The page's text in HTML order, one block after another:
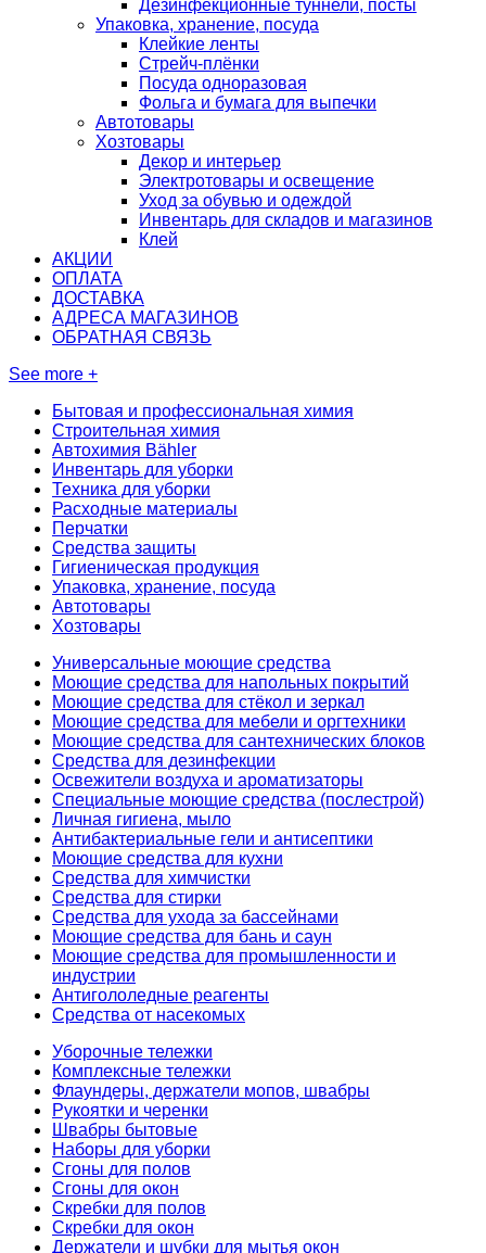
Дезинфекционные туннели, посты
Упаковка, хранение, посуда
Клейкие ленты
Стрейч-плёнки
Посуда одноразовая
Фольга и бумага для выпечки
Автотовары
Хозтовары
Декор и интерьер
Электротовары и освещение
Уход за обувью и одеждой
Инвентарь для складов и магазинов
Клей
АКЦИИ
ОПЛАТА
ДОСТАВКА
АДРЕСА МАГАЗИНОВ
ОБРАТНАЯ СВЯЗЬ
See more +
Бытовая и профессиональная химия
Строительная химия
Автохимия Bähler
Инвентарь для уборки
Техника для уборки
Расходные материалы
Перчатки
Средства защиты
Гигиеническая продукция
Упаковка, хранение, посуда
Автотовары
Хозтовары
Универсальные моющие средства
Моющие средства для напольных покрытий
Моющие средства для стёкол и зеркал
Моющие средства для мебели и оргтехники
Моющие средства для сантехнических блоков
Средства для дезинфекции
Освежители воздуха и ароматизаторы
Специальные моющие средства (послестрой)
Личная гигиена, мыло
Антибактериальные гели и антисептики
Моющие средства для кухни
Средства для химчистки
Средства для стирки
Средства для ухода за бассейнами
Моющие средства для бань и саун
Моющие средства для промышленности и
индустрии
Антигололедные реагенты
Средства от насекомых
Уборочные тележки
Комплексные тележки
Флаундеры, держатели мопов, швабры
Рукоятки и черенки
Швабры бытовые
Наборы для уборки
Сгоны для полов
Сгоны для окон
Скребки для полов
Скребки для окон
Держатели и шубки для мытья окон